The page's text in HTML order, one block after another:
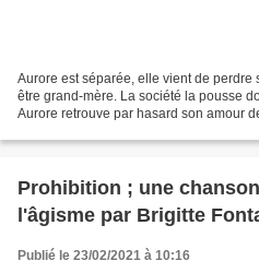
Aurore est séparée, elle vient de
être grand-mère. La société la pousse
Aurore retrouve par hasard son amour
Prohibition ; une
l'âgisme par Brigitte
Publié le 23/02/2021 à 10:16